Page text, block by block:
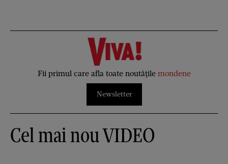
Fii primul care afla toate noutățile mondene
Newsletter
Cel mai nou VIDEO